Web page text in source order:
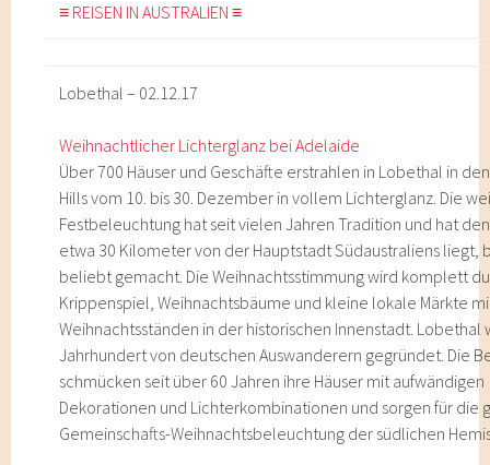
≡ REISEN IN AUSTRALIEN ≡
Lobethal – 02.12.17
Weihnachtlicher Lichterglanz bei Adelaide
Über 700 Häuser und Geschäfte erstrahlen in Lobethal in
Hills vom 10. bis 30. Dezember in vollem Lichterglanz. Die
Festbeleuchtung hat seit vielen Jahren Tradition und hat
etwa 30 Kilometer von der Hauptstadt Südaustraliens liegt,
beliebt gemacht. Die Weihnachtsstimmung wird komplett
Krippenspiel, Weihnachtsbäume und kleine lokale Märkte
Weihnachtsständen in der historischen Innenstadt. Lobethal
Jahrhundert von deutschen Auswanderern gegründet. Die
schmücken seit über 60 Jahren ihre Häuser mit aufwändigen
Dekorationen und Lichterkombinationen und sorgen für die
Gemeinschafts-Weihnachtsbeleuchtung der südlichen